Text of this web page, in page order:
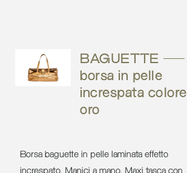
BAGUETTE –
borsa in pelle
increspata colore
oro
Borsa baguette in pelle laminata effetto
increspato. Manici a mano. Maxi tasca con